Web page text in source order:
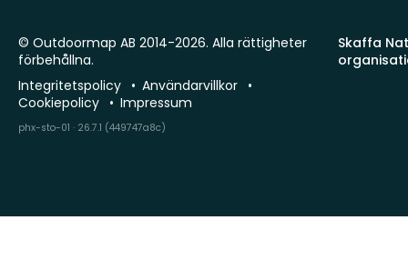
Skaffa
© Outdoormap AB 2014-2026. Alla rättigheter
förbehållna.
Integritetspolicy
Användarvillkor
Cookiepolicy
Impressum
phx-sto-01 · 26.7.1 (449747a8c)